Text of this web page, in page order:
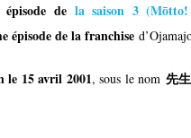
de la saison 3 (
épisode de la franchise d’
le 15 avril 2001, sous le nom 先